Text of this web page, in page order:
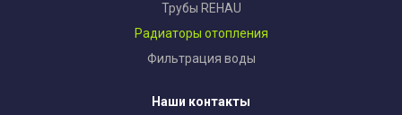
Трубы REHAU
Радиаторы отопления
Фильтрация воды
Наши контакты